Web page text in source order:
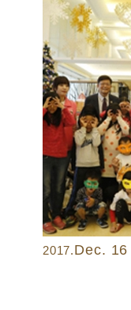
2017.Dec. 16